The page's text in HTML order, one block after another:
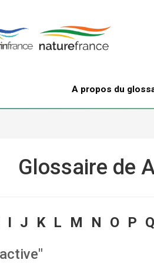
A propos du
Glossaire de
I J K L M N O P Q